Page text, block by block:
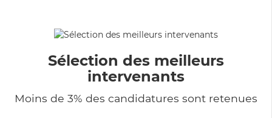
Sélection des meilleurs
intervenants
Moins de 3% des candidatures sont retenues